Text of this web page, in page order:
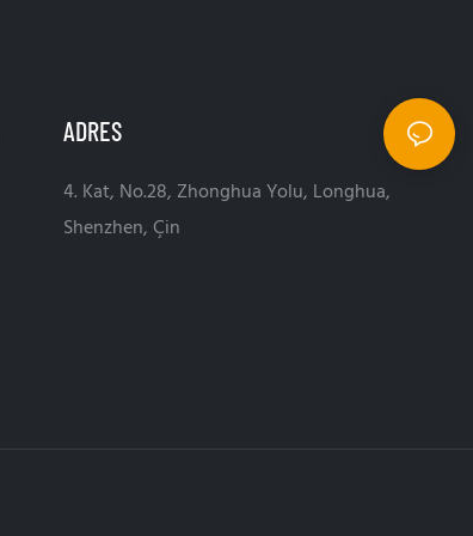
ADRES
4. Kat, No.28, Zhonghua Yolu, Longhua,
Shenzhen, Çin